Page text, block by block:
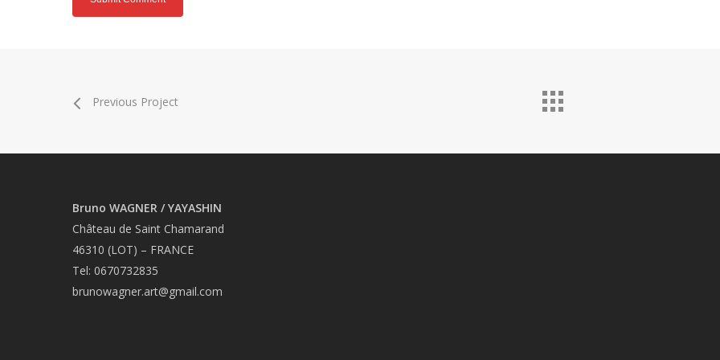
Previous Project
Bruno WAGNER / YAYASHIN
Château de Saint Chamarand
46310 (LOT) – FRANCE
Tel: 0670732835
brunowagner.art@gmail.com